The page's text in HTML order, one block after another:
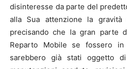
disinteresse da parte del
alla Sua attenzione la gravità
precisando che la gran parte
Reparto Mobile se fossero
sarebbero già stati oggetto